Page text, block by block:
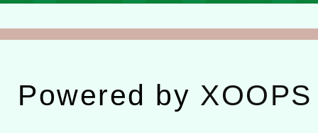
Powered by XOOPS